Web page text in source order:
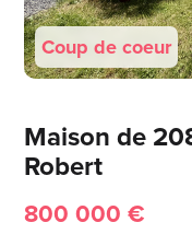
Coup de coeur
Maison de
Robert
800 000 €